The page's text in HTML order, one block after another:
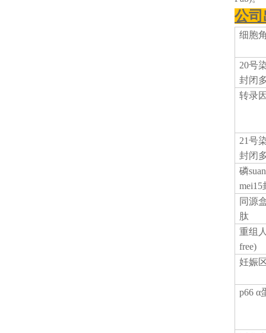
公
细胞
20号
封闭
转录
21号
封闭
磷
同源
肽
重组
free)
妊娠
p66 α